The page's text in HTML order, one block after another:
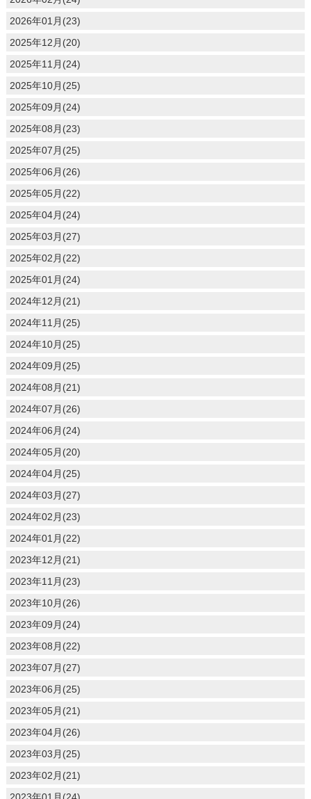
2026年01月(23)
2025年12月(20)
2025年11月(24)
2025年10月(25)
2025年09月(24)
2025年08月(23)
2025年07月(25)
2025年06月(26)
2025年05月(22)
2025年04月(24)
2025年03月(27)
2025年02月(22)
2025年01月(24)
2024年12月(21)
2024年11月(25)
2024年10月(25)
2024年09月(25)
2024年08月(21)
2024年07月(26)
2024年06月(24)
2024年05月(20)
2024年04月(25)
2024年03月(27)
2024年02月(23)
2024年01月(22)
2023年12月(21)
2023年11月(23)
2023年10月(26)
2023年09月(24)
2023年08月(22)
2023年07月(27)
2023年06月(25)
2023年05月(21)
2023年04月(26)
2023年03月(25)
2023年02月(21)